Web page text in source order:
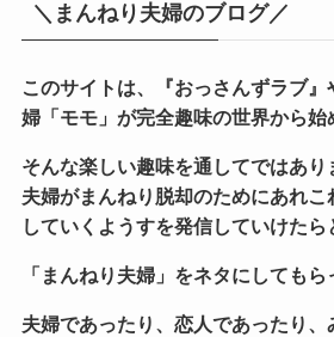
＼まんねり夫婦のブログ／
このサイトは、『おっさんずラブ
婦「モモ」が完全趣味の世界から始
そんな楽しい趣味を通してではあ
夫婦がまんねり脱却のためにあれ
していくようすを発信していけたら
「まんねり夫婦」をネタにしても
夫婦であったり、恋人であったり